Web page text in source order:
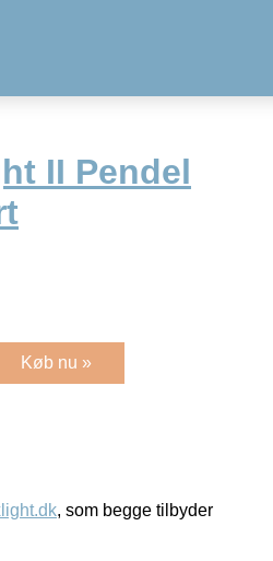
II Pendel
Køb nu »
, som begge tilbyder